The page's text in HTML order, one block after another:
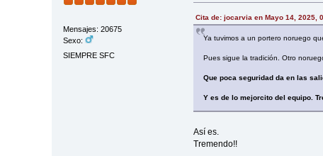
Mensajes: 20675
Sexo:
SIEMPRE SFC
Cita de: jocarvia en Mayo 14, 2025,
Ya tuvimos a un portero noruego
Pues sigue la tradición. Otro
Que poca seguridad da en las
Y es de lo mejorcito del equipo.
Así es.
Tremendo!!